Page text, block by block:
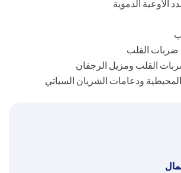
الأوعية الدموية
ضربات القلب
القلب ومزيل الرجفان
المحيطية ودعامات الشريان السباتي